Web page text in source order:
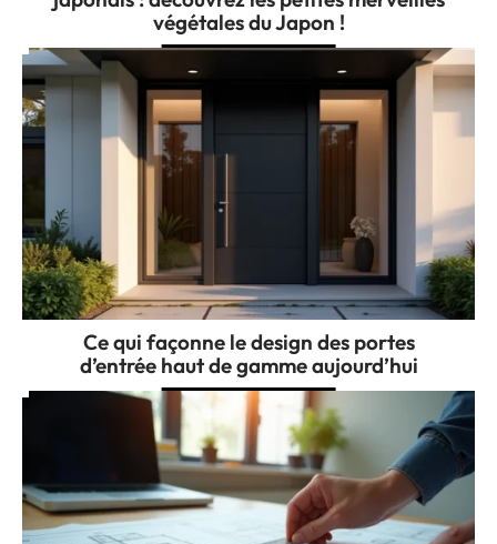
végétales du Japon !
Ce qui façonne le design des portes
d’entrée haut de gamme aujourd’hui